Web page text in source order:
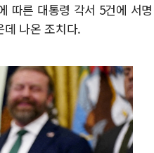
따른 대통령 각서 5건에 서명
나온 조치다.